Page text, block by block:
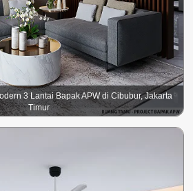
3 Lantai Bapak APW di Cibubur, Jakarta
Timur